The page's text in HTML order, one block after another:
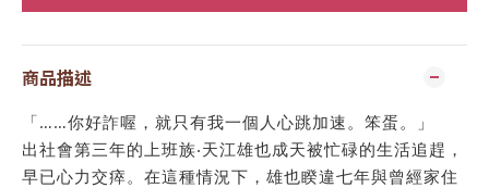
商品描述
「……你好詐喔，就只有我一個人心跳加速。笨蛋。」
出社會第三年的上班族‧天江雄也成天被忙碌的生活追趕，
早已心力交瘁。在這種情況下，雄也睽違七年與曾經家住